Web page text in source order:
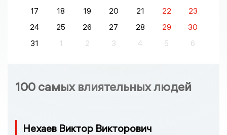
17
18 19 20 21 22
23
24
25 26 27 28 29
30
31
1 2 3 4 5 6
100 самых влиятельных людей
Нехаев Виктор Викторович